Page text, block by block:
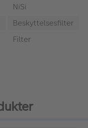
NiSi
Beskyttelsesfilter
Filter